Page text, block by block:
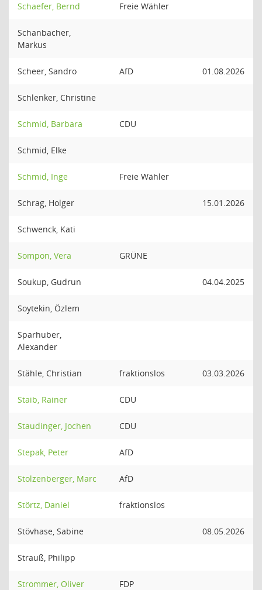
Schaefer, Bernd Freie Wähler
Schanbacher,
Markus
Scheer, Sandro AfD 01.08.2026
Schlenker, Christine
Schmid, Barbara CDU
Schmid, Elke
Schmid, Inge Freie Wähler
Schrag, Holger 15.01.2026
Schwenck, Kati
Sompon, Vera GRÜNE
Soukup, Gudrun 04.04.2025
Soytekin, Özlem
Sparhuber,
Alexander
Stähle, Christian fraktionslos 03.03.2026
Staib, Rainer CDU
Staudinger, Jochen CDU
Stepak, Peter AfD
Stolzenberger, Marc AfD
Störtz, Daniel fraktionslos
Stövhase, Sabine 08.05.2026
Strauß, Philipp
Strommer, Oliver FDP